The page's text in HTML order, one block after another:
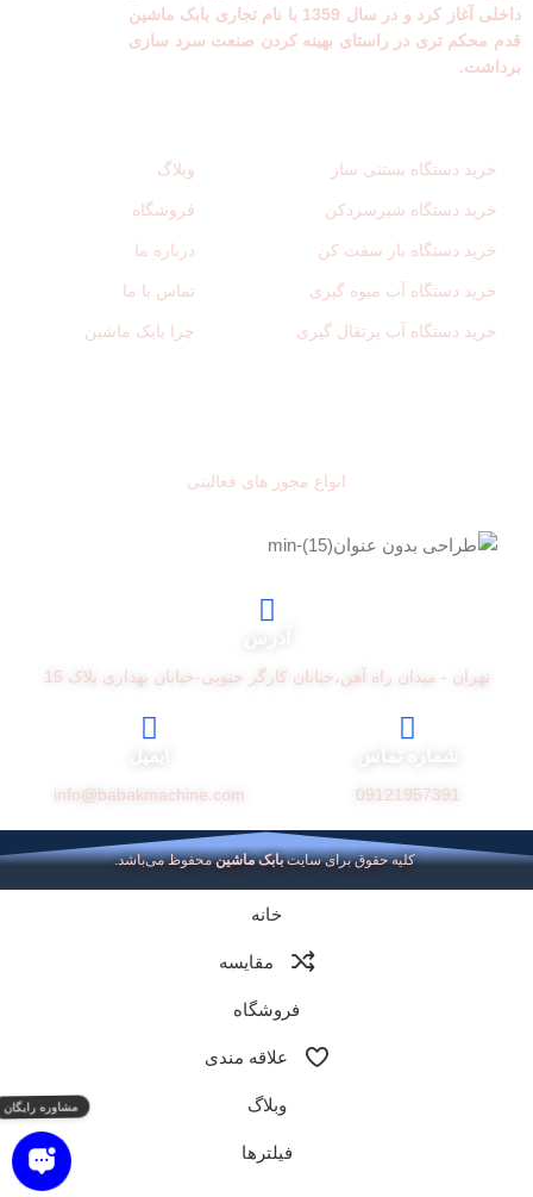
داخلی آغاز کرد و در سال 1359 با نام تجاری بابک ماشین
قدم محکم تری در راستای بهینه کردن صنعت سرد سازی
برداشت.
خرید دستگاه بستنی ساز
خرید دستگاه شیرسردکن
خرید دستگاه بار سفت کن
خرید دستگاه آب میوه گیری
خرید دستگاه آب پرتقال گیری
وبلاگ
فروشگاه
درباره ما
تماس با ما
چرا بابک ماشین
انواع مجوز های فعالیتی
تهران - میدان راه آهن،خیابان کارگر جنوبی-خیابان بهداری پلاک 15
شماره تماس
09121957391
ایمیل
info@babakmachine.com
کلیه حقوق برای سایتبابک ماشینمحفوظ می‌باشد.
خانه
مقایسه
فروشگاه
علاقه مندی
وبلاگ
فیلترها